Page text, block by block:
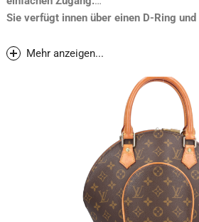
Sie verfügt innen über einen D-Ring
Mehr anzeigen...